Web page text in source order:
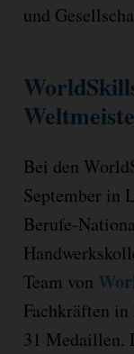
und
Bei den
September in
Berufe-
Team von
Fachkräften
31 Medaillen.